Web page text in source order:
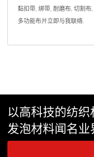
黏扣带 绑带 耐磨布 切割布
多功能布并立即与我联络
以高科技的纺
发泡材料闻名业